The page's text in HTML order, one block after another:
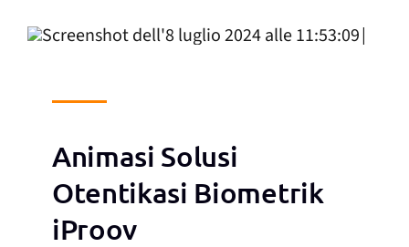
Animasi Solusi
Otentikasi Biometrik
iProov